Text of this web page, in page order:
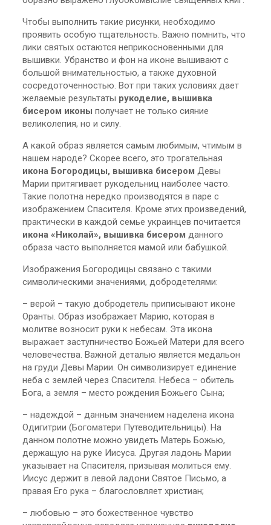
Чтобы выполнить такие рисунки, необходимо
проявить особую тщательность. Важно помнить, что
лики святых остаются неприкосновенными для
вышивки. Убранство и фон на иконе вышивают с
большой внимательностью, а также духовной
сосредоточенностью. Вот при таких условиях дает
желаемые результаты рукоделие, вышивка
бисером иконы получает не только сияние
великолепия, но и силу.
А какой образ является самым любимым, чтимым в
нашем народе? Скорее всего, это трогательная
икона Богородицы, вышивка бисером Девы
Марии притягивает рукодельниц наиболее часто.
Такие полотна нередко производятся в паре с
изображением Спасителя. Кроме этих произведений,
практически в каждой семье украинцев почитается
икона «Николай», вышивка бисером данного
образа часто выполняется мамой или бабушкой.
Изображения Богородицы связано с такими
символическими значениями, добродетелями:
– верой – такую добродетель приписывают иконе
Оранты. Образ изображает Марию, которая в
молитве возносит руки к небесам. Эта икона
выражает заступничество Божьей Матери для всего
человечества. Важной деталью является медальон
на груди Девы Марии. Он символизирует единение
неба с землей через Спасителя. Небеса – обитель
Бога, а земля – место рождения Божьего Сына;
– надеждой – данным значением наделена икона
Одигитрии (Богоматери Путеводительницы). На
данном полотне можно увидеть Матерь Божью,
держащую на руке Иисуса. Другая ладонь Марии
указывает на Спасителя, призывая молиться ему.
Иисус держит в левой ладони Святое Письмо, а
правая Его рука – благословляет христиан;
– любовью – это божественное чувство